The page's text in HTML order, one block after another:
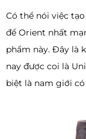
Có thể nói việc
để Orient nhất
phẩm này. Đây là
nay được coi là
biệt là nam giới